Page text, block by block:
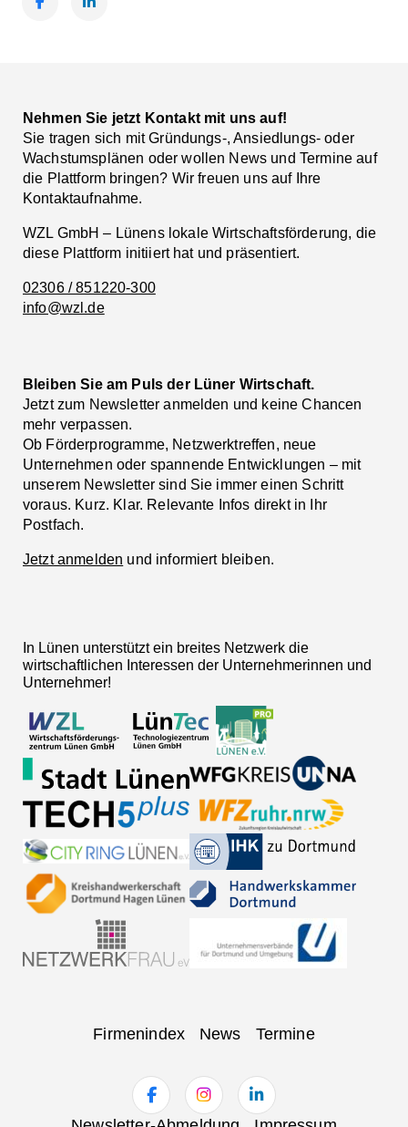
Nehmen Sie jetzt Kontakt mit uns auf!
Sie tragen sich mit Gründungs-, Ansiedlungs- oder
Wachstumsplänen oder wollen News und Termine auf
die Plattform bringen? Wir freuen uns auf Ihre
Kontaktaufnahme.
WZL GmbH – Lünens lokale Wirtschaftsförderung, die
diese Plattform initiiert hat und präsentiert.
02306 / 851220-300
info@wzl.de
Bleiben Sie am Puls der Lüner Wirtschaft.
Jetzt zum Newsletter anmelden und keine Chancen
mehr verpassen.
Ob Förderprogramme, Netzwerktreffen, neue
Unternehmen oder spannende Entwicklungen – mit
unserem Newsletter sind Sie immer einen Schritt
voraus. Kurz. Klar. Relevante Infos direkt in Ihr
Postfach.
Jetzt anmelden und informiert bleiben.
In Lünen unterstützt ein breites Netzwerk die
wirtschaftlichen Interessen der Unternehmerinnen und
Unternehmer!
Firmenindex News Termine
Navigation